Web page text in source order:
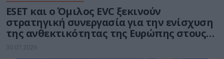
ESET και ο Όμιλος EVC ξεκινούν
στρατηγική συνεργασία για την ενίσχυση
της ανθεκτικότητας της Ευρώπης στους
τομείς κυβερνοασφάλειας και ενέργειας
30.07.2026